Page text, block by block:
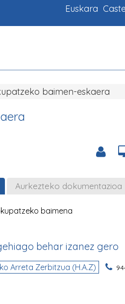
Euskara